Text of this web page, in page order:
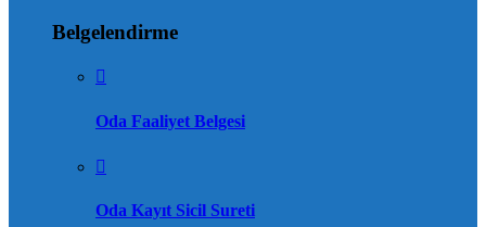
Belgelendirme
Oda Faaliyet Belgesi
Oda Kayıt Sicil Sureti